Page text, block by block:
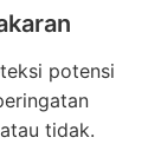
potensi
tidak.